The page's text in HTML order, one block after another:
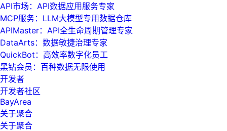
API市场：API数据应用服务专家
MCP服务：LLM大模型专用数据仓库
APIMaster：API全生命周期管理专家
DataArts：数据敏捷治理专家
QuickBot：高效率数字化员工
黑钻会员：百种数据无限使用
开发者
开发者社区
BayArea
关于聚合
关于聚合